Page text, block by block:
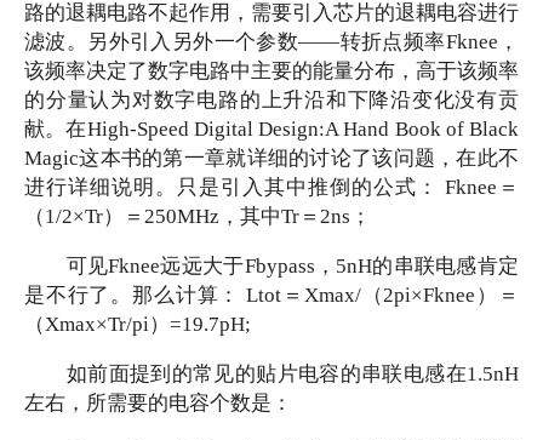
路的退耦电路不起作用，需要引入芯片的退耦电容进行
滤波。另外引入另外一个参数——转折点频率Fknee，
该频率决定了数字电路中主要的能量分布，高于该频率
的分量认为对数字电路的上升沿和下降沿变化没有贡
献。在High-Speed Digital Design:A Hand Book of Black
Magic这本书的第一章就详细的讨论了该问题，在此不
进行详细说明。只是引入其中推倒的公式： Fknee＝
（1/2×Tr）＝250MHz，其中Tr＝2ns；
可见Fknee远远大于Fbypass，5nH的串联电感肯定
是不行了。那么计算： Ltot＝Xmax/（2pi×Fknee）＝
（Xmax×Tr/pi）=19.7pH;
如前面提到的常见的贴片电容的串联电感在1.5nH
左右，所需要的电容个数是：